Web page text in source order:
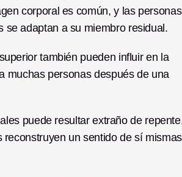
corporal es común, y las personas
se adaptan a su miembro residual.
también pueden influir en la
muchas personas después de una
puede resultar extraño de
un sentido de sí mismas